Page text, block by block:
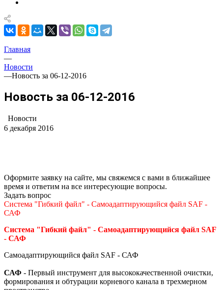
Главная
—
Новости
—Новость за 06-12-2016
Новость за 06-12-2016
Новости
6 декабря 2016
Оформите заявку на сайте, мы свяжемся с вами в ближайшее
время и ответим на все интересующие вопросы.
Задать вопрос
Система "Гибкий файл" - Самоадаптирующийся файл SAF -
САФ
Система "Гибкий файл" - Самоадаптирующийся файл SAF
- САФ
Самоадаптирующийся файл SAF - САФ
САФ - Первый инструмент для высококачественной очистки,
формирования и обтурации корневого канала в трехмерном